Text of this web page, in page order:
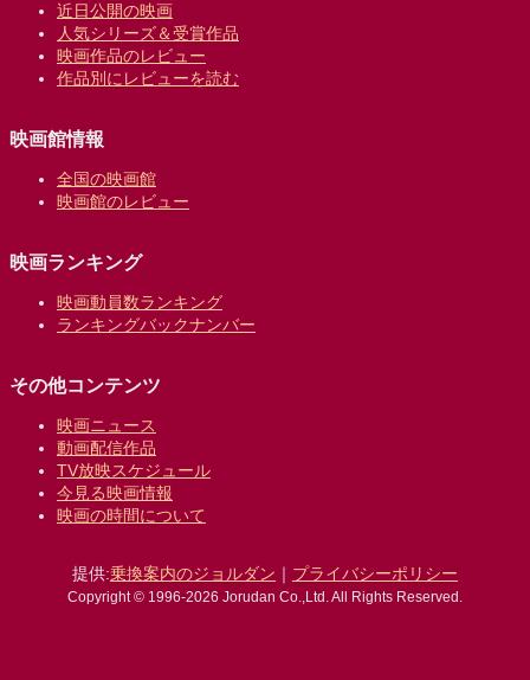
近日公開の映画
人気シリーズ＆受賞作品
映画作品のレビュー
作品別にレビューを読む
映画館情報
全国の映画館
映画館のレビュー
映画ランキング
映画動員数ランキング
ランキングバックナンバー
その他コンテンツ
映画ニュース
動画配信作品
TV放映スケジュール
今見る映画情報
映画の時間について
提供:乗換案内のジョルダン ｜ プライバシーポリシー
Copyright © 1996-2026 Jorudan Co.,Ltd. All Rights Reserved.